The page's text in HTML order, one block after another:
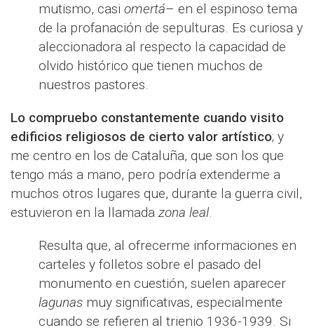
mutismo, casi omertá– en el espinoso tema
de la profanación de sepulturas. Es curiosa y
aleccionadora al respecto la capacidad de
olvido histórico que tienen muchos de
nuestros pastores.
Lo compruebo constantemente cuando visito
edificios religiosos de cierto valor artístico; y
me centro en los de Cataluña, que son los que
tengo más a mano, pero podría extenderme a
muchos otros lugares que, durante la guerra civil,
estuvieron en la llamada zona leal.
Resulta que, al ofrecerme informaciones en
carteles y folletos sobre el pasado del
monumento en cuestión, suelen aparecer
lagunas muy significativas, especialmente
cuando se refieren al trienio 1936-1939. Si